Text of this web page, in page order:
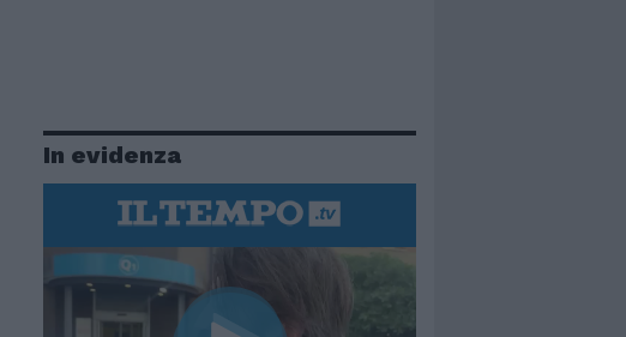
In evidenza